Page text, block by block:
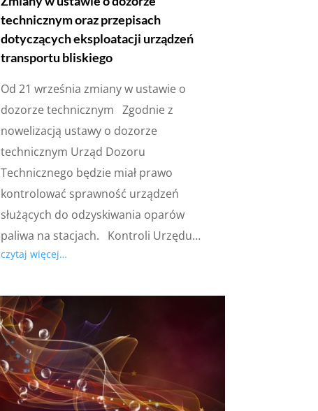
technicznym oraz przepisach
dotyczących eksploatacji urządzeń
transportu bliskiego
Od 21 września zmiany w ustawie o
dozorze technicznym Zgodnie z
nowelizacją ustawy o dozorze
technicznym Urząd Dozoru
Technicznego będzie miał prawo
kontrolować sprawność urządzeń
służących do odzyskiwania oparów
paliwa na stacjach. Kontroli Urzędu…
czytaj więcej…